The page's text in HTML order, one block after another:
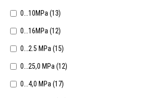
0...10MPa (13)
0...16MPa (12)
0...2.5 МРа (15)
0...25,0 MPa (12)
0...4,0 MPa (17)